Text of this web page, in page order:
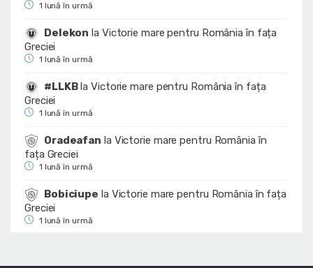
1 lună în urmă
Delekon la Victorie mare pentru România în fața
Greciei
1 lună în urmă
#LLKBlaVictorie mare pentru România în fața
Greciei
1 lună în urmă
Oradeafan la Victorie mare pentru România în
fața Greciei
1 lună în urmă
Bobiciupe la Victorie mare pentru România în fața
Greciei
1 lună în urmă